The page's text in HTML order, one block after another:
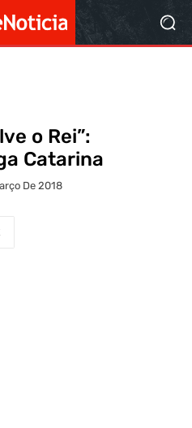
o Rei”:
Catarina
De 2018